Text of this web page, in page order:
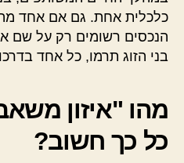
כלכלית אחת. גם אם אחד
הנכסים רשומים רק על שם
בני הזוג תרמו, כל אחד
מהו "איזון
כל כך חשוב?